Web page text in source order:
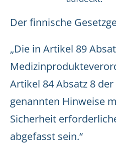
Der finnische
„Die in Artikel 89
Artikel 84 Absatz 8
genannten Hinweise
Sicherheit
abgefasst sein.“